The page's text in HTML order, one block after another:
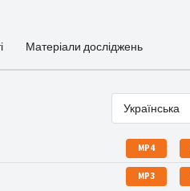
Матеріали досліджень
Українська
MP4
MP3